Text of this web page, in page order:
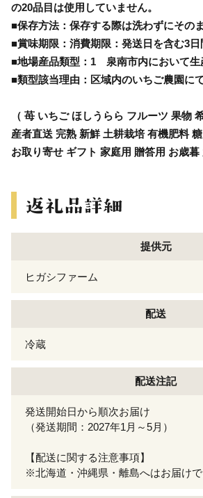
の20品目は使用していません。
■保存方法：保存する際は洗わずにその
■賞味期限：消費期限：発送日を含む3日
■地場産品類型：1 泉南市内において生
■類型該当理由：区域内のいちご農園に
（ 苺 いちご ほしうらら フルーツ 果物
産者直送 完熟 新鮮 土耕栽培 有機肥料
お取り寄せ ギフト 家庭用 贈答用 お歳暮
提供元
ヒガシファーム
配送
冷蔵
配送注記
発送開始日から順次お届け
（発送期間：2027年1月～5月）
【配送に関する注意事項】
※北海道・沖縄県・離島へはお届けで